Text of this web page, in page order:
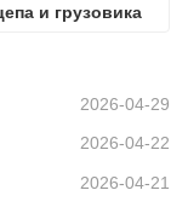
и грузовика
2026-04-29
2026-04-22
2026-04-21